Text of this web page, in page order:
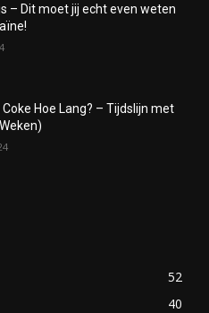
– Dit moet jij echt even weten
Hoe Lang? – Tijdslijn met
52
40